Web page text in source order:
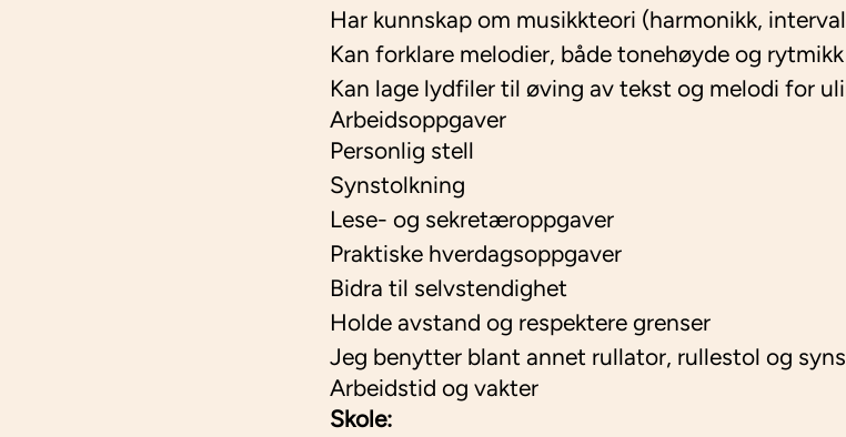
Har kunnskap om musikkteori (harmonikk,
Kan forklare melodier, både tonehøyde og rytmikk
Kan lage lydfiler til øving av tekst og melodi for
Arbeidsoppgaver
Personlig stell
Synstolkning
Lese- og sekretæroppgaver
Praktiske hverdagsoppgaver
Bidra til selvstendighet
Holde avstand og respektere grenser
Jeg benytter blant annet rullator, rullestol og
Arbeidstid og vakter
Skole: